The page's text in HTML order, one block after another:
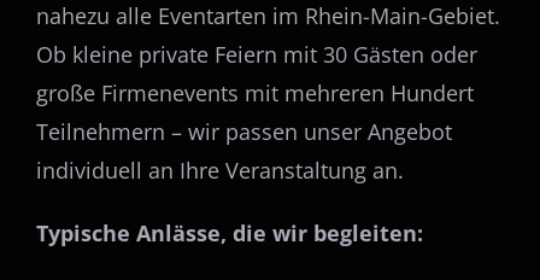
nahezu alle Eventarten im Rhein-Main-Gebiet.
Ob kleine private Feiern mit 30 Gästen oder
große Firmenevents mit mehreren Hundert
Teilnehmern – wir passen unser Angebot
individuell an Ihre Veranstaltung an.
Typische Anlässe, die wir begleiten: